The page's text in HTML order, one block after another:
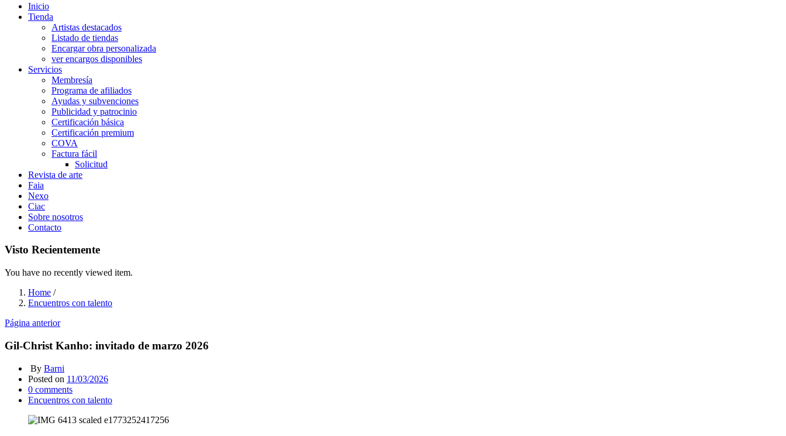
Inicio
Tienda
Artistas destacados
Listado de tiendas
Encargar obra personalizada
ver encargos disponibles
Servicios
Membresía
Programa de afiliados
Ayudas y subvenciones
Publicidad y patrocinio
Certificación básica
Certificación premium
COVA
Factura fácil
Solicitud
Revista de arte
Faia
Nexo
Ciac
Sobre nosotros
Contacto
Visto Recientemente
You have no recently viewed item.
Home /
Encuentros con talento
Página anterior
Gil-Christ Kanho: invitado de marzo 2026
By Barni
Posted on 11/03/2026
0 comments
Encuentros con talento